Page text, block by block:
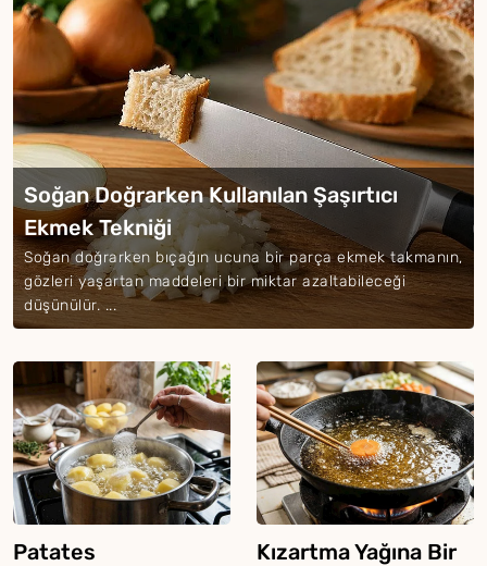
Soğan Doğrarken Kullanılan Şaşırtıcı
Ekmek Tekniği
Soğan doğrarken bıçağın ucuna bir parça ekmek takmanın,
gözleri yaşartan maddeleri bir miktar azaltabileceği
düşünülür. ...
Patates
Kızartma Yağına Bir